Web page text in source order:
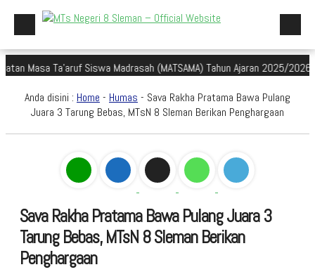
Beranda
Profil Madrasah
Akademik
Aplikasi Madrasah
PMBM
Perpustakaan Madyadesta
Zona Integritas
Siswa Madrasah (MATSAMA) Tahun Ajaran 2025/2026
Anda disini : Home - Humas - Sava Rakha Pratama Bawa Pulang
Juara 3 Tarung Bebas, MTsN 8 Sleman Berikan Penghargaan
Sava Rakha Pratama Bawa Pulang Juara 3
Tarung Bebas, MTsN 8 Sleman Berikan
Penghargaan